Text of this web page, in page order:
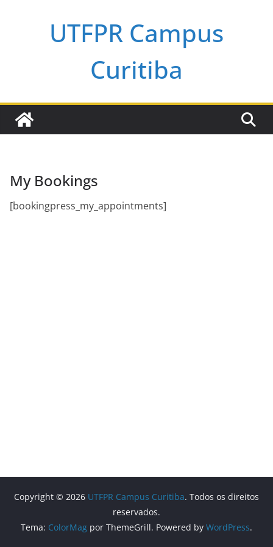
UTFPR Campus
Curitiba
My Bookings
[bookingpress_my_appointments]
Copyright © 2026 UTFPR Campus Curitiba. Todos os direitos
reservados.
Tema: ColorMag por ThemeGrill. Powered by WordPress.